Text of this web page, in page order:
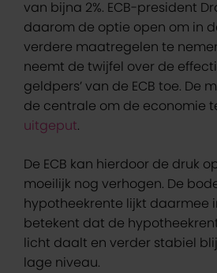
van bijna 2%. ECB-president
daarom de optie open om in
verdere maatregelen te
neemt de twijfel over de
geldpers’ van de ECB toe. De
de centrale om de economie
uitgeput.
De ECB kan hierdoor de druk
moeilijk nog verhogen. De
hypotheekrente lijkt daarmee
betekent dat de
licht daalt en verder stabiel
lage niveau.